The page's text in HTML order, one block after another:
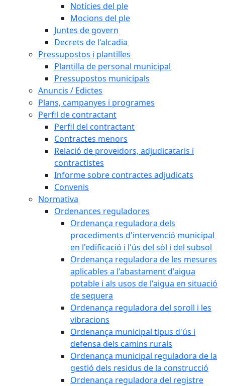
Notícies del ple
Mocions del ple
Juntes de govern
Decrets de l'alcadia
Pressupostos i plantilles
Plantilla de personal municipal
Pressupostos municipals
Anuncis / Edictes
Plans, campanyes i programes
Perfil de contractant
Perfil del contractant
Contractes menors
Relació de proveïdors, adjudicataris i
contractistes
Informe sobre contractes adjudicats
Convenis
Normativa
Ordenances reguladores
Ordenança reguladora dels
procediments d'intervenció municipal
en l'edificació i l'ús del sòl i del subsol
Ordenança reguladora de les mesures
aplicables a l'abastament d'aigua
potable i als usos de l'aigua en situació
de sequera
Ordenança reguladora del soroll i les
vibracions
Ordenança municipal tipus d'ús i
defensa dels camins rurals
Ordenança municipal reguladora de la
gestió dels residus de la construcció
Ordenança reguladora del registre